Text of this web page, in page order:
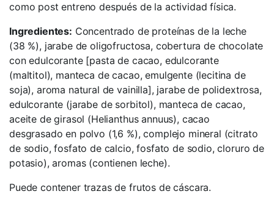
como post entreno después de la actividad física.
Ingredientes: Concentrado de proteínas de la leche
(38 %), jarabe de oligofructosa, cobertura de chocolate
con edulcorante [pasta de cacao, edulcorante
(maltitol), manteca de cacao, emulgente (lecitina de
soja), aroma natural de vainilla], jarabe de polidextrosa,
edulcorante (jarabe de sorbitol), manteca de cacao,
aceite de girasol (Helianthus annuus), cacao
desgrasado en polvo (1,6 %), complejo mineral (citrato
de sodio, fosfato de calcio, fosfato de sodio, cloruro de
potasio), aromas (contienen leche).
Puede contener trazas de frutos de cáscara.